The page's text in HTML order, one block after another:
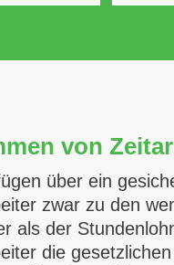
von
über ein
zwar zu den
als der
die